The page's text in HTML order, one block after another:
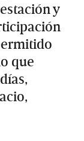
y
que